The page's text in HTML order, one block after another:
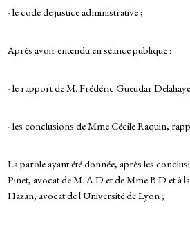
- le code de justice administrative ;
Après avoir entendu en séance publique :
- le rapport de M. Frédéric Gueudar
- les conclusions de Mme Cécile Raquin,
La parole ayant été donnée, après les
Pinet, avocat de M. A D et de Mme B D et à
Hazan, avocat de l'Université de Lyon ;